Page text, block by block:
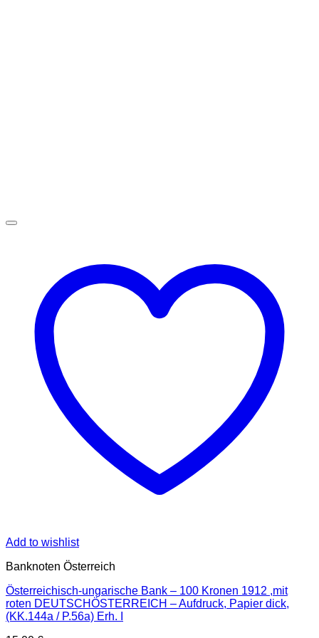
Add to wishlist
Banknoten Österreich
Österreichisch-ungarische Bank – 100 Kronen 1912 ,mit
roten DEUTSCHÖSTERREICH – Aufdruck, Papier dick,
(KK.144a / P.56a) Erh. I